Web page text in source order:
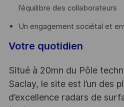
l’équilibre des collaborateurs
Un engagement sociétal et
Votre quotidien
Situé à 20mn du Pôle
Saclay, le site est l’un des
d’excellence radars de